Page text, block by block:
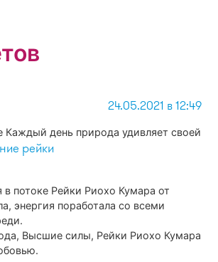
24.05.2021 в 12:49
Каждый день природа удивляет своей
рейки
в потоке Рейки Риохо Кумара от
энергия поработала со всеми
Высшие силы, Рейки Риохо Кумара